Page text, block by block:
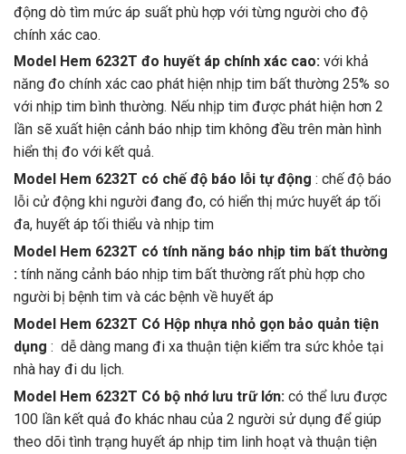
động dò tìm mức áp suất phù hợp với từng người cho độ
chính xác cao.
Model Hem 6232T đo huyết áp chính xác cao: với khả
năng đo chính xác cao phát hiện nhịp tim bất thường 25% so
với nhịp tim bình thường. Nếu nhịp tim được phát hiện hơn 2
lần sẽ xuất hiện cảnh báo nhịp tim không đều trên màn hình
hiển thị đo với kết quả.
Model Hem 6232T có chế độ báo lỗi tự động : chế độ báo
lỗi cử động khi người đang đo, có hiển thị mức huyết áp tối
đa, huyết áp tối thiểu và nhịp tim
Model Hem 6232T có tính năng báo nhịp tim bất thường
: tính năng cảnh báo nhịp tim bất thường rất phù hợp cho
người bị bệnh tim và các bệnh về huyết áp
Model Hem 6232T Có Hộp nhựa nhỏ gọn bảo quản tiện
dụng : dễ dàng mang đi xa thuận tiện kiểm tra sức khỏe tại
nhà hay đi du lịch.
Model Hem 6232T Có bộ nhớ lưu trữ lớn: có thể lưu được
100 lần kết quả đo khác nhau của 2 người sử dụng để giúp
theo dõi tình trạng huyết áp nhịp tim linh hoạt và thuận tiện